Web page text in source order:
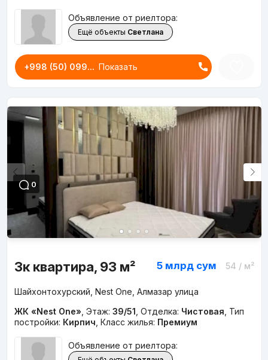
Объявление от риелтора:
Ещё объекты Светлана
+998 (50) 099... Показать
0
3к квартира, 93 м² 5 млрд сум 54 / м²
Шайхонтохурский, Nest One, Алмазар улица
ЖК «Nest One» Этаж: 39/51 Отделка: Чистовая Тип
постройки: Кирпич Класс жилья: Премиум
Объявление от риелтора: